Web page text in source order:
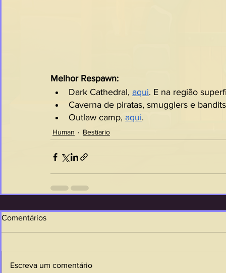
Melhor Respawn:
Dark Cathedral, aqui. E na região
Caverna de piratas, smugglers e
Outlaw camp, aqui.
Human Bestiario
Comentários
Escreva um comentário